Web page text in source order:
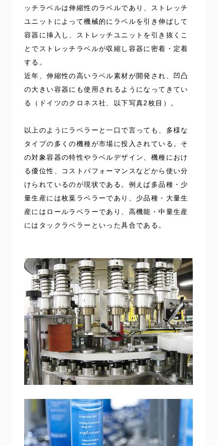
ッチラベルは伸縮性のラベルであり、ストレッチ
ユニットによって機械的にラベルを引き伸ばして
容器に挿入し、ストレッチユニットを引き抜くこ
とでストレッチラベルが収縮し容器に密着・定着
する。
近年、伸縮性の高いラベル素材が開発され、凹凸
の大きい容器にも使用されるようになってきてい
る（ドイツのクロネス社、以下写真2枚目）。
以上のようにラベラーと一口で言っても、多様な
タイプの多くの機種が市場に投入されている。そ
の対象容器の特性やラベルデザイン、機種におけ
る優位性、コストパフォーマンスなどから使い分
けられているのが現状である。例えば多品種・少
量生産には枚葉ラベラーであり、少品種・大量生
産にはロールラベラーであり、高機能・中量生産
にはタックラベラーといった具合である。